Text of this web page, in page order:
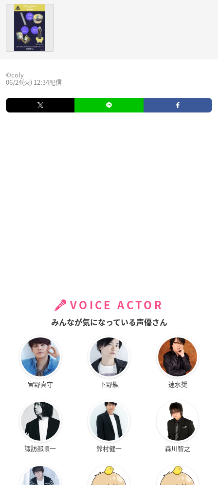
©coly
06/24(火) 12:34配信
VOICE ACTOR
みんなが気になっている声優さん
宮野真守 下野紘 速水奨
諏訪部順一 鈴村健一 森川智之